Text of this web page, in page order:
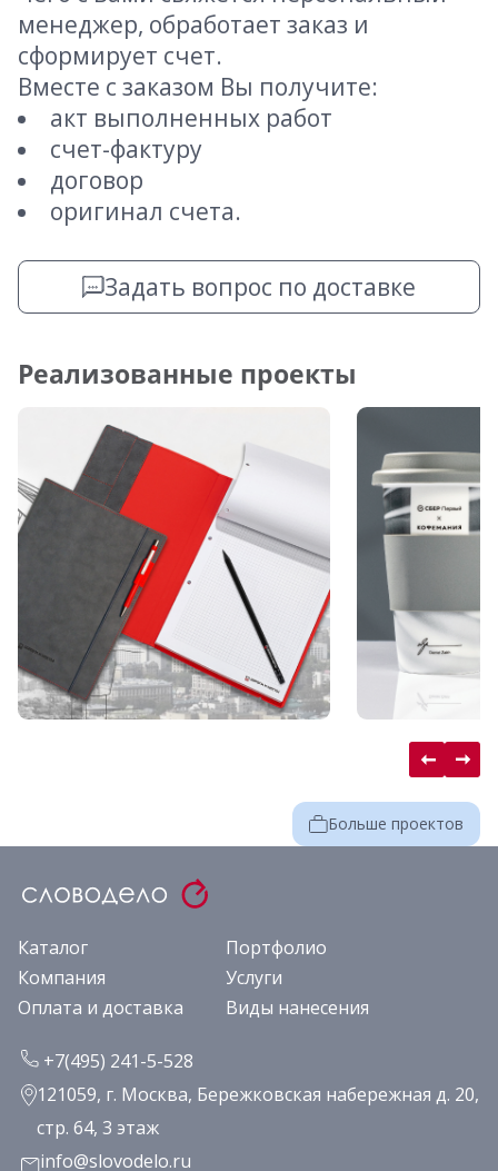
менеджер, обработает заказ и
сформирует счет.
Вместе с заказом Вы получите:
акт выполненных работ
счет-фактуру
договор
оригинал счета.
Задать вопрос по доставке
Реализованные проекты
Больше проектов
Каталог
Портфолио
Компания
Услуги
Оплата и доставка
Виды нанесения
+7(495) 241-5-528
121059, г. Москва, Бережковская набережная д. 20,
стр. 64, 3 этаж
info@slovodelo.ru